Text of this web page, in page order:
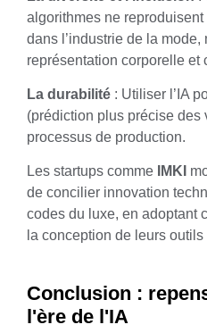
algorithmes ne
dans l’industrie de la
représentation corporelle et
La durabilité : Utiliser l’IA
(prédiction plus précise des
processus de production.
Les startups comme IMKI
de concilier innovation
codes du luxe, en adoptant
la conception de leurs outils
Conclusion :
l'ère de l'IA